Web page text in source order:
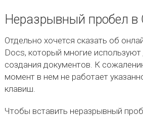
Неразрывный пробел в
Отдельно хочется сказать об
Docs, который многие используют
создания документов. К
момент в нем не работает
клавиш.
Чтобы вставить неразрывный